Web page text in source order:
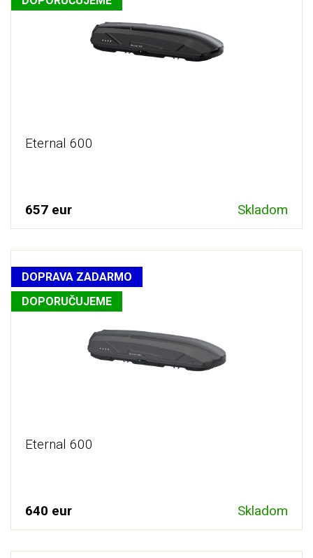
tým pravým doplnkom pre vás, u ktorého by tiež nemalo
rýchloupínanie boxučidržiak strešného boxu na
Eternal 600
657 eur Skladom
DOPRAVA ZADARMO
DOPORUČUJEME
Eternal 600
640 eur Skladom